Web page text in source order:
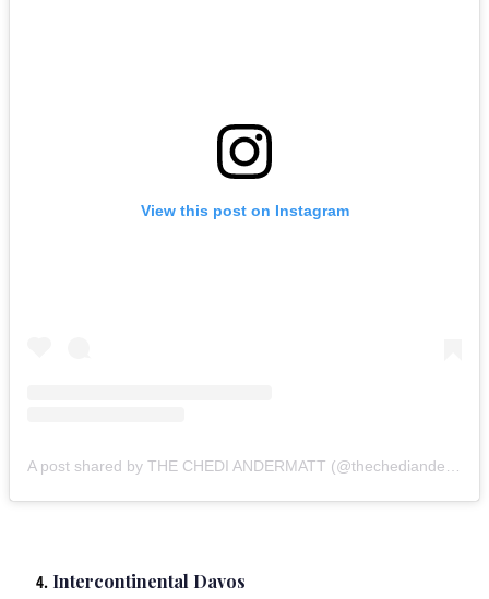
View this post on Instagram
A post shared by THE CHEDI ANDERMATT (@thechediandermatt)
Intercontinental Davos